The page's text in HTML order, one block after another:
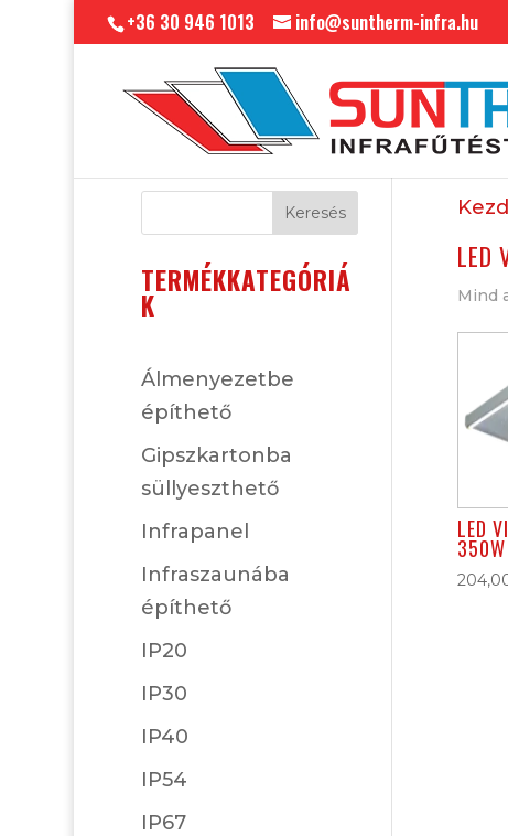
+36 30 946 1013 info@suntherm-infra.hu
LED
Mind
LED
350W
Keresés
TERMÉKKATEGÓRIÁ
K
Álmenyezetbe
építhető
Gipszkartonba
süllyeszthető
Infrapanel
Infraszaunába
építhető
IP20
IP30
IP40
IP54
IP67